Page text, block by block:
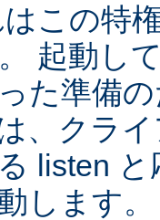
この特
起動し
た準備
、クラ
listen
します